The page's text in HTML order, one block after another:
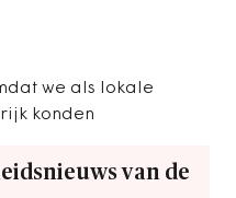
we als lokale
konden
van de